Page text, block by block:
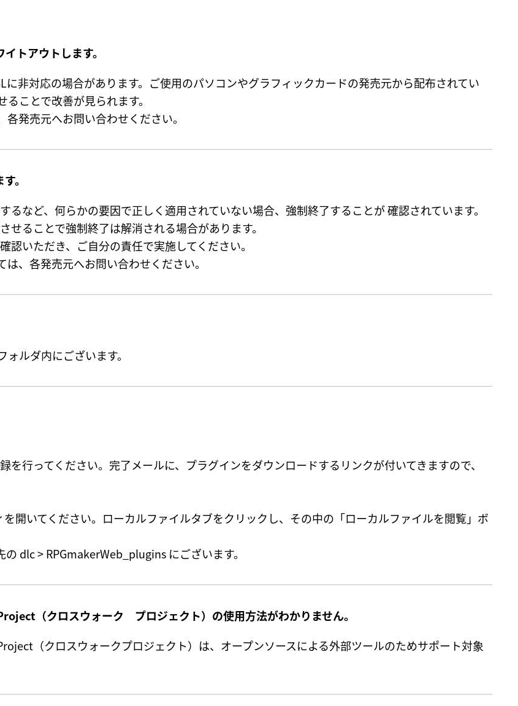
トアウトします。
非対応の場合があります。ご使用のパソコンやグラフィックカードの発売元から配布されてい
ことで改善が見られます。
発売元へお問い合わせください。
。
など、何らかの要因で正しく適用されていない場合、強制終了することが 確認されています。
ることで強制終了は解消される場合があります。
いただき、ご自分の責任で実施してください。
、各発売元へお問い合わせください。
ルダ内にございます。
を行ってください。完了メールに、プラグインをダウンロードするリンクが付いてきますので、
開いてください。ローカルファイルタブをクリックし、その中の「ローカルファイルを閲覧」ボ
dlc > RPGmakerWeb_plugins にございます。
（クロスウォーク プロジェクト）の使用方法がわかりません。
（クロスウォークプロジェクト）は、オープンソースによる外部ツールのためサポート対象